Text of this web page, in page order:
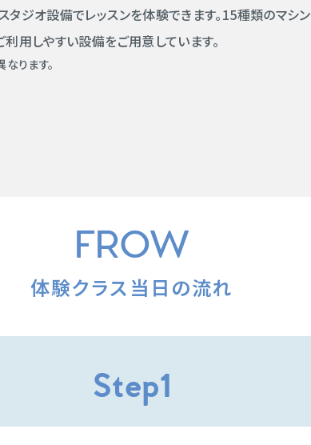
タジオ設備でレッスンを体験できます。15種類のマシ
用しやすい設備をご用意しています。
ります。
FROW
体験クラス当日の流れ
Step1